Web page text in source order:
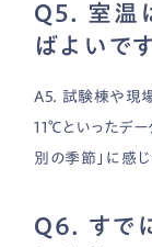
Q5. 室温
ばよいで
A5. 試験棟や現
11℃といったデー
別の季節」に感
Q6. すで